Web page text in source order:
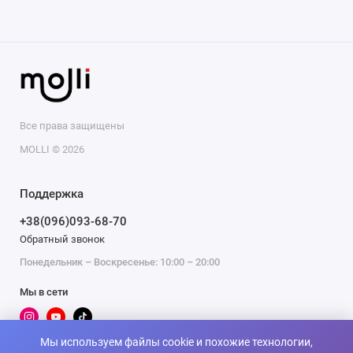
Все права защищены
MOLLI © 2026
Поддержка
+38(096)093-68-70
Обратный звонок
Понедельник – Воскресенье: 10:00 – 20:00
Мы в сети
Мы используем файлы cookie и похожие технологии,